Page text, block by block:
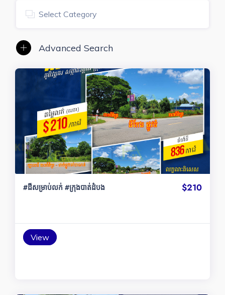
#ដីសម្រាប់លក់ #ក្រុងបាត់ដំបង $210
View